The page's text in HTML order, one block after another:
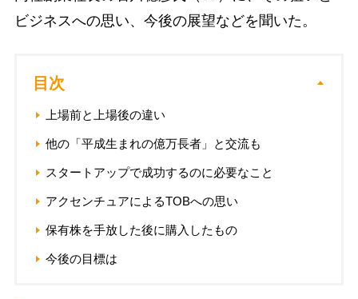
ビジネスへの思い、今後の展望などを聞いた。
目次
上場前と上場後の違い
他の「平成生まれの億万長者」と交流も
スタートアップで成功するのに必要なこと
アクセンチュアによるTOBへの思い
保有株を手放した後に購入したもの
今後の目標は